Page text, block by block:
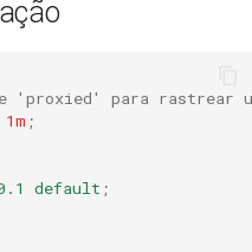
'proxied' para rastrear
1m ;
default ;